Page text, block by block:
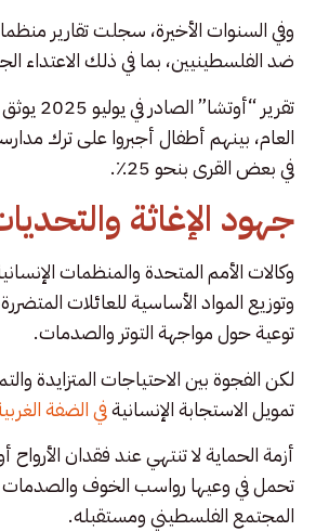
وفي السنوات الأخيرة، سجلت تقارير
ضد الفلسطينيين، بما في ذلك الاعتداء
العام، بينهم أطفال أجبروا على ترك
في بعض القرى بنحو 25٪.
جهود الإغاثة
وكالات الأمم المتحدة والمنظمات
وتوزيع المواد الأساسية للعائلات
توعية حول مواجهة التوتر والصدمات.
تمويل الاستجابة الإنسانيةفي الضفة
أزمة الحماية لا تنتهي عند فقدان
تحمل في وعيها رواسب الخوف والصدمات
المجتمع الفلسطيني ومستقبله.